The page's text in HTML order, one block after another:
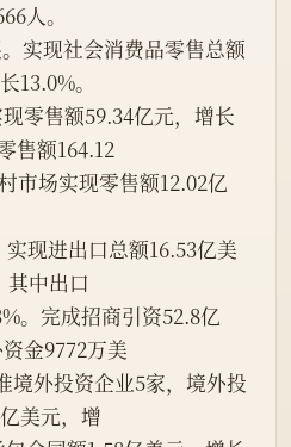
人。
13.0%。
零售额59.34亿元，增长
售额164.12
市场实现零售额12.02亿
其中出口
。完成招商引资52.8亿
金9772万美
境外投资企业5家，境外投
美元，增